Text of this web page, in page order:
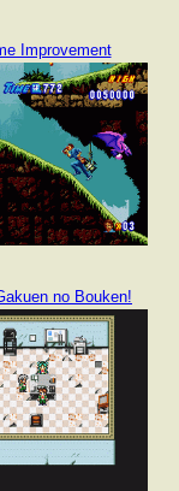
Improvement
no Bouken!